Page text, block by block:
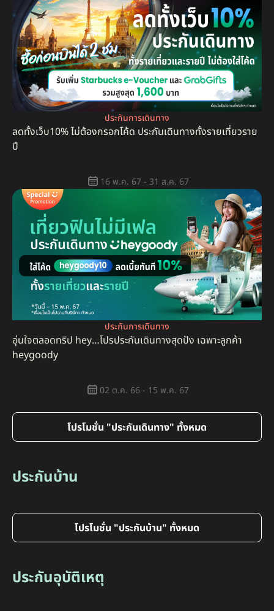
ประกันการเดินทาง
ลดทั้งเว็บ10% ไม่ต้องกรอกโค้ด ประกันเดินทางทั้งรายเที่ยวราย
ปี
16 พ.ค. 67 - 31 ส.ค. 67
ประกันการเดินทาง
อุ่นใจตลอดทริป hey…โปรประกันเดินทางสุดปัง เฉพาะลูกค้า
heygoody
02 ต.ค. 66 - 15 พ.ค. 67
โปรโมชั่น "ประกันเดินทาง" ทั้งหมด
ประกันบ้าน
โปรโมชั่น "ประกันบ้าน" ทั้งหมด
ประกันอุบัติเหตุ